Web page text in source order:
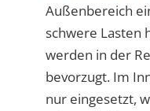
Außenbereich
schwere Lasten
werden in der
bevorzugt. Im
nur eingesetzt,